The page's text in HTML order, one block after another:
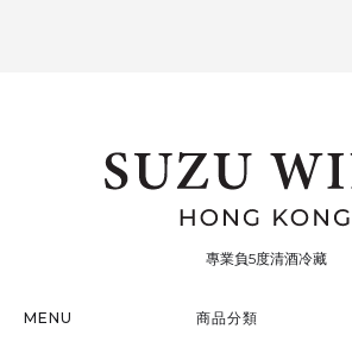
專業負5度清酒冷藏
MENU 商品分類